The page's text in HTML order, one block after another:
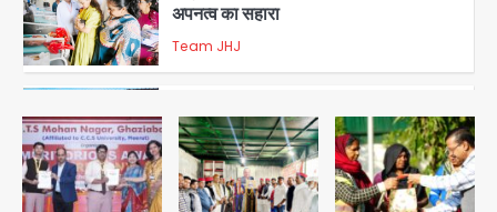
5
अपनत्व का सहारा
Team JHJ
1
करने वाले 11 बांग्लादेशी नागरिक सेंट्रल जिला
पुलिस के हत्थे चढ़े
Team JHJ